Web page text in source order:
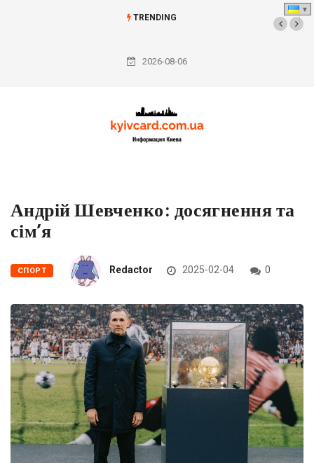
TRENDING
застосунку
нова
функція
за
ТЦК
2026-08-06
Андрій Шевченко: досягнення та
сім’я
СПОРТ Redactor 2025-02-04 0